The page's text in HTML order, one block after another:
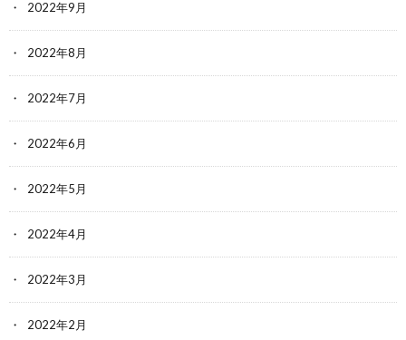
2022年9月
2022年8月
2022年7月
2022年6月
2022年5月
2022年4月
2022年3月
2022年2月